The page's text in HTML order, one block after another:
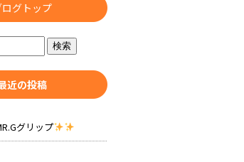
ログトップ
近の投稿
グリップ